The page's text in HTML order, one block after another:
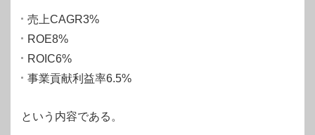
売上CAGR3%
ROE8%
ROIC6%
事業貢献利益率6.5%
という内容である。